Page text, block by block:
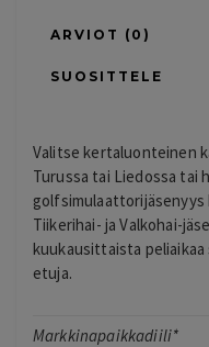
ARVIOT (0)
SUOSITTELE
Valitse kertaluonteinen
Turussa tai Liedossa tai
golfsimulaattorijäsenyys
Tiikerihai- ja Valkohai-
kuukausittaista
etuja.
Markkinapaikkadiili*